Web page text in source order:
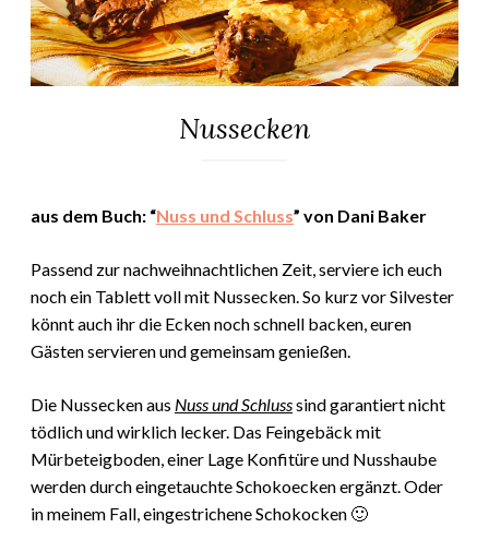
GEBÄCK
Nussecken
Dezember
aus dem Buch: “Nuss und Schluss” von Dani Baker
Passend zur nachweihnachtlichen Zeit, serviere ich euch
noch ein Tablett voll mit Nussecken. So kurz vor Silvester
könnt auch ihr die Ecken noch schnell backen, euren
Gästen servieren und gemeinsam genießen.
Die Nussecken aus Nuss und Schlusssind garantiert nicht
tödlich und wirklich lecker. Das Feingebäck mit
Mürbeteigboden, einer Lage Konfitüre und Nusshaube
werden durch eingetauchte Schokoecken ergänzt. Oder
in meinem Fall, eingestrichene Schokocken 🙂